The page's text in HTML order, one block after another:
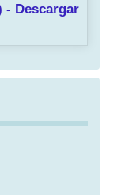
- Descargar